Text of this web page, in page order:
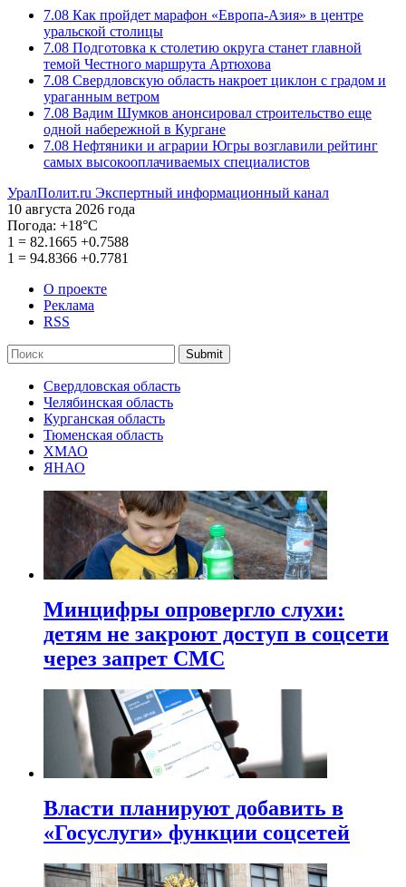
7.08 Как пройдет марафон «Европа-Азия» в центре
уральской столицы
7.08 Подготовка к столетию округа станет главной
темой Честного маршрута Артюхова
7.08 Свердловскую область накроет циклон с градом и
ураганным ветром
7.08 Вадим Шумков анонсировал строительство еще
одной набережной в Кургане
7.08 Нефтяники и аграрии Югры возглавили рейтинг
самых высокооплачиваемых специалистов
УралПолит.ru Экспертный информационный канал
10 августа 2026 года
Погода: +18°С
1 = 82.1665 +0.7588
1 = 94.8366 +0.7781
О проекте
Реклама
RSS
Submit
Свердловская область
Челябинская область
Курганская область
Тюменская область
ХМАО
ЯНАО
Минцифры опровергло слухи:
детям не закроют доступ в соцсети
через запрет СМС
Власти планируют добавить в
«Госуслуги» функции соцсетей